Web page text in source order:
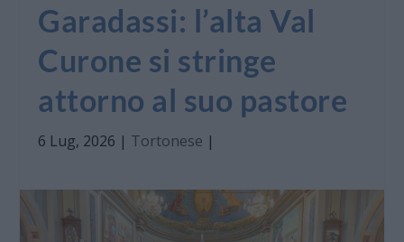
Garadassi: l’alta Val
Curone si stringe
attorno al suo pastore
6 Lug, 2026 | Tortonese |